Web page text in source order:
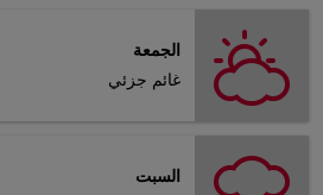
الجمعة
غائم جزئي
السبت